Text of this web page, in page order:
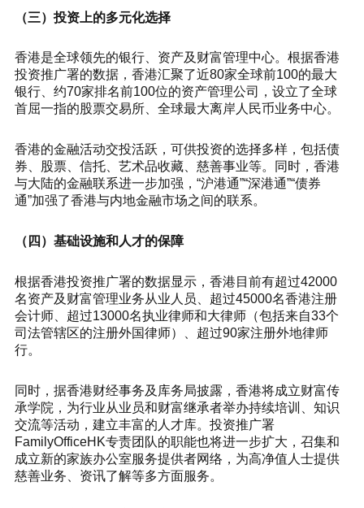
（三）投资上的多元化选择
香港是全球领先的银行、资产及财富管理中心。根据香港
投资推广署的数据，香港汇聚了近80家全球前100的最大
银行、约70家排名前100位的资产管理公司，设立了全球
首屈一指的股票交易所、全球最大离岸人民币业务中心。
香港的金融活动交投活跃，可供投资的选择多样，包括债
券、股票、信托、艺术品收藏、慈善事业等。同时，香港
与大陆的金融联系进一步加强，“沪港通”“深港通”“债券
通”加强了香港与内地金融市场之间的联系。
（四）基础设施和人才的保障
根据香港投资推广署的数据显示，香港目前有超过42000
名资产及财富管理业务从业人员、超过45000名香港注册
会计师、超过13000名执业律师和大律师（包括来自33个
司法管辖区的注册外国律师）、超过90家注册外地律师
行。
同时，据香港财经事务及库务局披露，香港将成立财富传
承学院，为行业从业员和财富继承者举办持续培训、知识
交流等活动，建立丰富的人才库。投资推广署
FamilyOfficeHK专责团队的职能也将进一步扩大，召集和
成立新的家族办公室服务提供者网络，为高净值人士提供
慈善业务、资讯了解等多方面服务。